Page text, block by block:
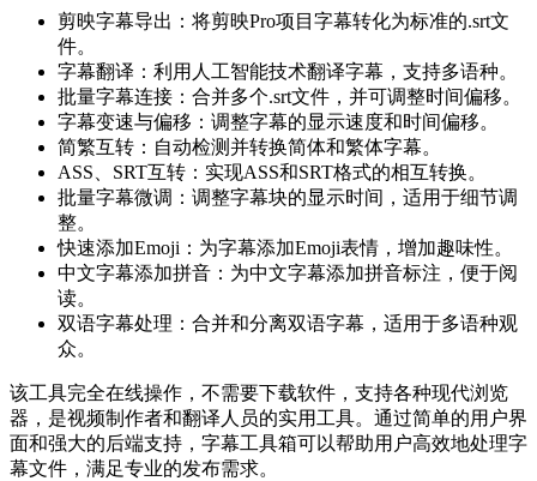
剪映字幕导出：将剪映Pro项目字幕转化为标准的.srt文
件。
字幕翻译：利用人工智能技术翻译字幕，支持多语种。
批量字幕连接：合并多个.srt文件，并可调整时间偏移。
字幕变速与偏移：调整字幕的显示速度和时间偏移。
简繁互转：自动检测并转换简体和繁体字幕。
ASS、SRT互转：实现ASS和SRT格式的相互转换。
批量字幕微调：调整字幕块的显示时间，适用于细节调
整。
快速添加Emoji：为字幕添加Emoji表情，增加趣味性。
中文字幕添加拼音：为中文字幕添加拼音标注，便于阅
读。
双语字幕处理：合并和分离双语字幕，适用于多语种观
众。
该工具完全在线操作，不需要下载软件，支持各种现代浏览
器，是视频制作者和翻译人员的实用工具。通过简单的用户界
面和强大的后端支持，字幕工具箱可以帮助用户高效地处理字
幕文件，满足专业的发布需求。